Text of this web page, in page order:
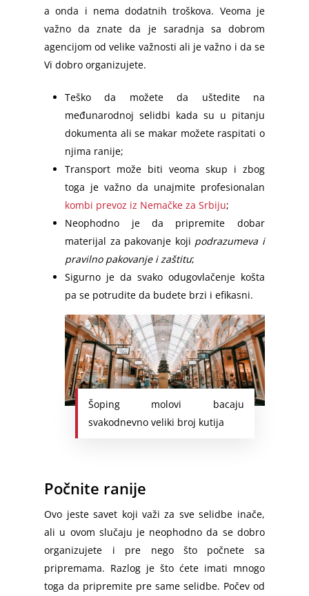
a onda i nema dodatnih troškova. Veoma je
važno da znate da je saradnja sa dobrom
agencijom od velike važnosti ali je važno i da se
Vi dobro organizujete.
Teško da možete da uštedite na
međunarodnoj selidbi kada su u pitanju
dokumenta ali se makar možete raspitati o
njima ranije;
Transport može biti veoma skup i zbog
toga je važno da unajmite profesionalan
kombi prevoz iz Nemačke za Srbiju;
Neophodno je da pripremite dobar
materijal za pakovanje koji podrazumeva i
pravilno pakovanje i zaštitu;
Sigurno je da svako odugovlačenje košta
pa se potrudite da budete brzi i efikasni.
Šoping molovi bacaju
svakodnevno veliki broj kutija
Počnite ranije
Ovo jeste savet koji važi za sve selidbe inače,
ali u ovom slučaju je neophodno da se dobro
organizujete i pre nego što počnete sa
pripremama. Razlog je što ćete imati mnogo
toga da pripremite pre same selidbe. Počev od